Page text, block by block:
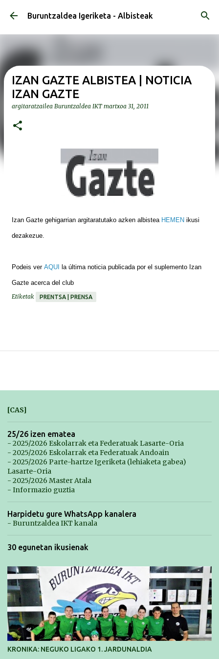
Saltatu eta joan eduki nagusira
Buruntzaldea Igeriketa - Albisteak
IZAN GAZTE ALBISTEA | NOTICIA
IZAN GAZTE
argitaratzailea Buruntzaldea IKT martxoa 31, 2011
Izan Gazte gehigarrian argitaratutako azken albistea HEMEN ikusi
dezakezue.
Podeis ver AQUI la última noticia publicada por el suplemento Izan
Gazte acerca del club
Etiketak
PRENTSA | PRENSA
[CAS]
25/26 izen ematea
- 2025/2026 Eskolarrak eta Federatuak Lasarte-Oria
- 2025/2026 Eskolarrak eta Federatuak Andoain
- 2025/2026 Parte-hartze Igeriketa (lehiaketa gabea)
Lasarte-Oria
- 2025/2026 Master Atala
- Informazio guztia
Harpidetu gure WhatsApp kanalera
- Buruntzaldea IKT kanala
30 egunetan ikusienak
KRONIKA: NEGUKO LIGAKO 1. JARDUNALDIA